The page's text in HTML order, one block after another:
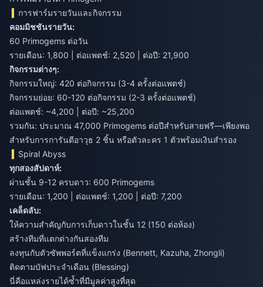
การฟาร์มรายวันและกิจกรรม
คอมมิชชันรายวัน:
60 Primogems ต่อวัน
รายเดือน: 1,800 | ต่อแพตช์: 2,520 | ต่อปี: 21,900
กิจกรรมต่างๆ:
กิจกรรมใหญ่: 420 ต่อกิจกรรม (3-4 ครั้งต่อแพตช์)
กิจกรรมย่อย: 60-120 ต่อกิจกรรม (2-3 ครั้งต่อแพตช์)
ต่อแพตช์: ~4,200 | ต่อปี: ~25,200
รวมกัน: ประมาณ 47,000 Primogems ต่อปีสำหรับสายฟรี—เพียงพอ
สำหรับการการันตีอาวุธ 2 ชิ้น หรือตัวละคร 1 ตัวพร้อมเงินสำรอง
Spiral Abyss
ทุกสองสัปดาห์:
ผ่านชั้น 9-12 ครบดาว: 600 Primogems
รายเดือน: 1,200 | ต่อแพตช์: 1,200 | ต่อปี: 7,200
เคล็ดลับ:
ให้ความสำคัญกับการเก็บดาวในชั้น 12 (150 ต่อห้อง)
สร้างทีมที่แตกต่างกันสองทีม
ลงทุนกับตัวซัพพอร์ตที่แข็งแกร่ง (Bennett, Kazuha, Zhongli)
ติดตามบัฟประจำเดือน (Blessing)
นี่คือแหล่งรายได้ซ้ำที่มีมูลค่าสูงที่สุด